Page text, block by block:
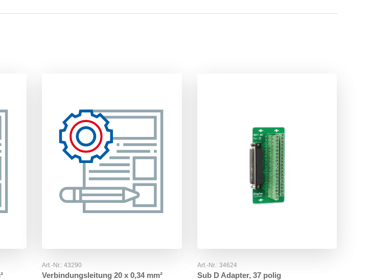
Art.-Nr.: 43290
Verbindungsleitung 20 x 0,34 mm²
Art.-Nr.: 34624
Sub D Adapter, 37 polig